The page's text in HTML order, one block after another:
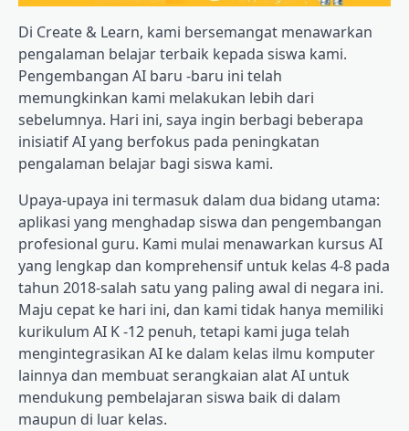
Di Create & Learn, kami bersemangat menawarkan
pengalaman belajar terbaik kepada siswa kami.
Pengembangan AI baru -baru ini telah
memungkinkan kami melakukan lebih dari
sebelumnya. Hari ini, saya ingin berbagi beberapa
inisiatif AI yang berfokus pada peningkatan
pengalaman belajar bagi siswa kami.
Upaya-upaya ini termasuk dalam dua bidang utama:
aplikasi yang menghadap siswa dan pengembangan
profesional guru. Kami mulai menawarkan kursus AI
yang lengkap dan komprehensif untuk kelas 4-8 pada
tahun 2018-salah satu yang paling awal di negara ini.
Maju cepat ke hari ini, dan kami tidak hanya memiliki
kurikulum AI K -12 penuh, tetapi kami juga telah
mengintegrasikan AI ke dalam kelas ilmu komputer
lainnya dan membuat serangkaian alat AI untuk
mendukung pembelajaran siswa baik di dalam
maupun di luar kelas.